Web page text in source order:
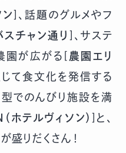
]、話題のグルメやフ
スチャン通り
]、サステ
園が広がる[
農園エリ
て食文化を発信する
型でのんびり施設を満
ホテルヴィソン）
]と、
盛りだくさん！